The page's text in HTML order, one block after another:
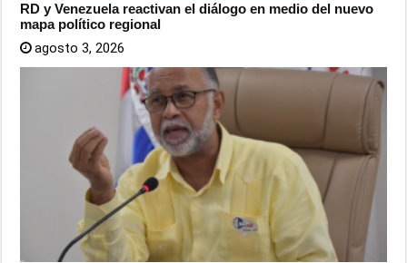
RD y Venezuela reactivan el diálogo en medio del nuevo
mapa político regional
agosto 3, 2026